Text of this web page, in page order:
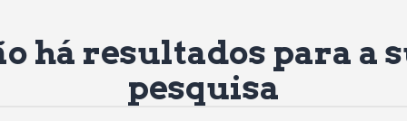
há resultados para a
pesquisa